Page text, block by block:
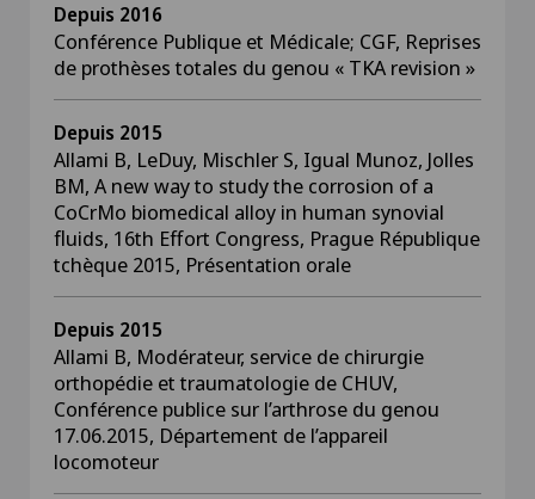
Depuis 2016
Conférence Publique et Médicale; CGF, Reprises
de prothèses totales du genou « TKA revision »
Depuis 2015
Allami B, LeDuy, Mischler S, Igual Munoz, Jolles
BM, A new way to study the corrosion of a
CoCrMo biomedical alloy in human synovial
fluids, 16th Effort Congress, Prague République
tchèque 2015, Présentation orale
Depuis 2015
Allami B, Modérateur, service de chirurgie
orthopédie et traumatologie de CHUV,
Conférence publice sur l’arthrose du genou
17.06.2015, Département de l’appareil
locomoteur